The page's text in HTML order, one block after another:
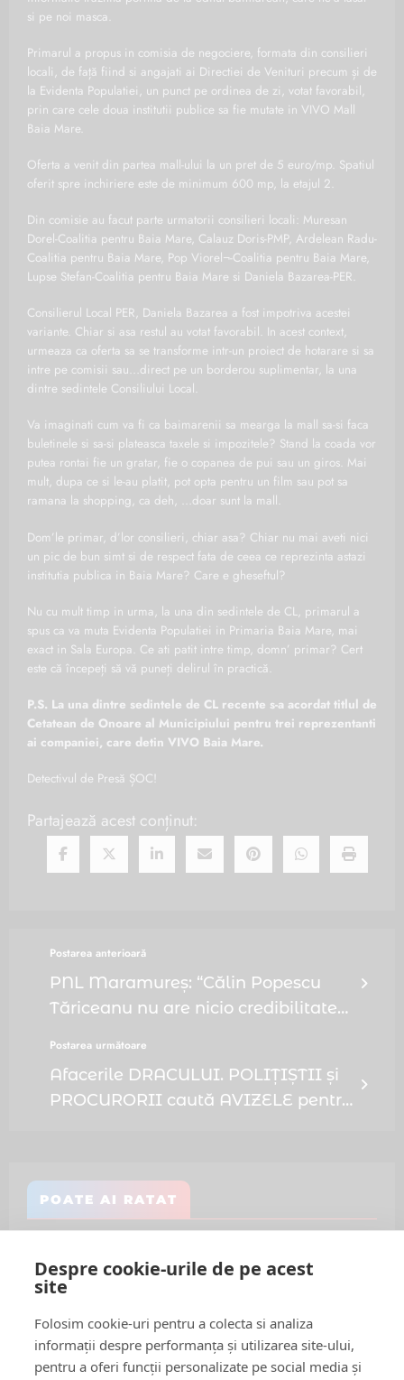
si pe noi masca.
Primarul a propus in comisia de negociere, formata din consilieri
locali, de față fiind si angajati ai Directiei de Venituri precum și de
la Evidenta Populatiei, un punct pe ordinea de zi, votat favorabil,
prin care cele doua institutii publice sa fie mutate in VIVO Mall
Baia Mare.
Oferta a venit din partea mall-ului la un pret de 5 euro/mp. Spatiul
oferit spre inchiriere este de minimum 600 mp, la etajul 2.
Din comisie au facut parte urmatorii consilieri locali: Muresan
Dorel-Coalitia pentru Baia Mare, Calauz Doris-PMP, Ardelean Radu-
Coalitia pentru Baia Mare, Pop Viorel¬-Coalitia pentru Baia Mare,
Lupse Stefan-Coalitia pentru Baia Mare si Daniela Bazarea-PER.
Consilierul Local PER, Daniela Bazarea a fost impotriva acestei
variante. Chiar si asa restul au votat favorabil. In acest context,
urmeaza ca oferta sa se transforme intr-un proiect de hotarare si sa
intre pe comisii sau…direct pe un borderou suplimentar, la una
dintre sedintele Consiliului Local.
Va imaginati cum va fi ca baimarenii sa mearga la mall sa-si faca
buletinele si sa-si plateasca taxele si impozitele? Stand la coada vor
putea rontai fie un gratar, fie o copanea de pui sau un giros. Mai
mult, dupa ce si le-au platit, pot opta pentru un film sau pot sa
ramana la shopping, ca deh, …doar sunt la mall.
Dom’le primar, d’lor consilieri, chiar asa? Chiar nu mai aveti nici
un pic de bun simt si de respect fata de ceea ce reprezinta astazi
institutia publica in Baia Mare? Care e gheseftul?
Nu cu mult timp in urma, la una din sedintele de CL, primarul a
spus ca va muta Evidenta Populatiei in Primaria Baia Mare, mai
exact in Sala Europa. Ce ati patit intre timp, domn’ primar? Cert
este că începeți să vă puneți delirul în practică.
P.S. La una dintre sedintele de CL recente s-a acordat titlul de
Cetatean de Onoare al Municipiului pentru trei reprezentanti
ai companiei, care detin VIVO Baia Mare.
Detectivul de Presă ȘOC!
Partajează acest conținut:
Postarea anterioară
PNL Maramureș: “Călin Popescu
Tăriceanu nu are nicio credibilitate
Postarea următoare
Afacerile DRACULUI. POLIȚIȘTII și
PROCURORII caută AVIZELE pentru
primarul Pavel Octavian! 150.000 de
euro sunt în JOC!
POATE AI RATAT
FACEBOOK YOUTUBE
Despre cookie-urile de pe acest
site
Folosim cookie-uri pentru a colecta si analiza
informații despre performanța și utilizarea site-ului,
pentru a oferi funcții personalizate pe social media și